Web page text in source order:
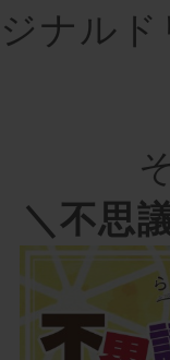
ナル
＼不思